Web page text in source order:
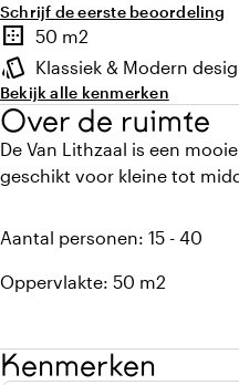
Schrijf de eerste beoordeling
Highlights
border_outer
Oppervlakte
50 m2
style
Sfeer en uitstraling
Klassiek & Modern
Bekijk alle kenmerken
Over de ruimte
De Van Lithzaal is een
geschikt voor kleine tot
Aantal personen: 15 - 40
Oppervlakte: 50 m2
Kenmerken